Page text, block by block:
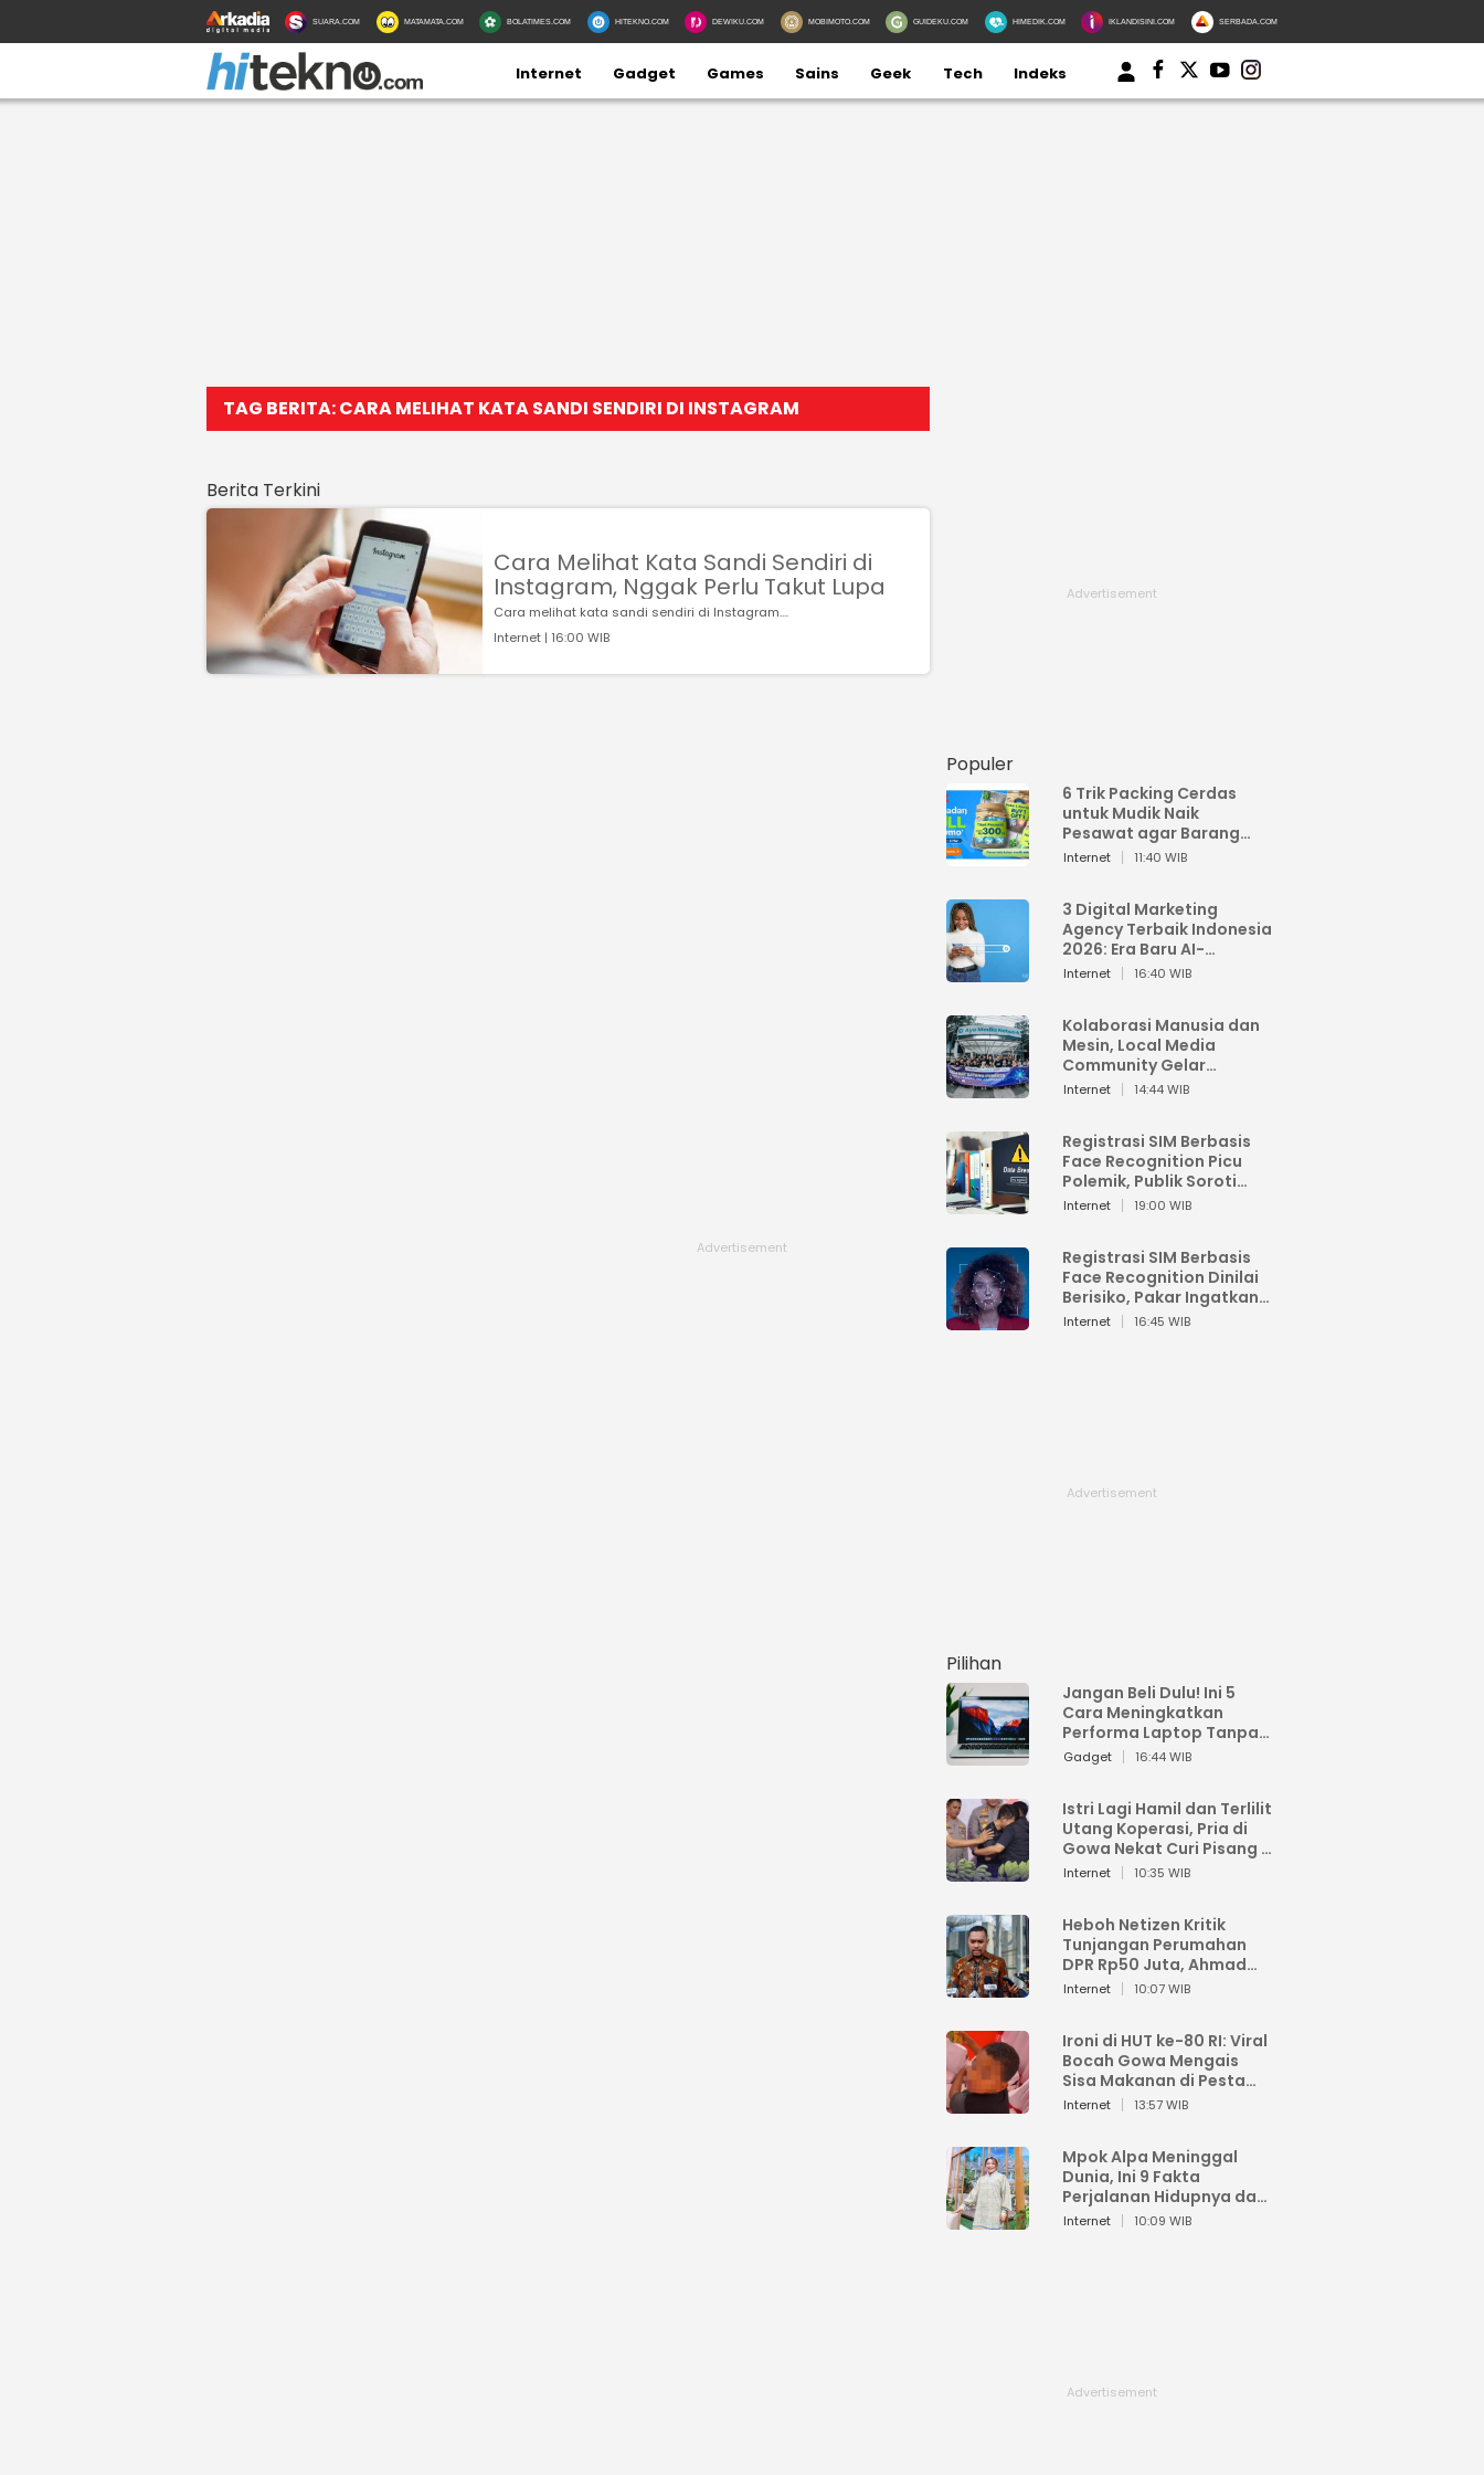
SUARA.COM MATAMATA.COM BOLATIMES.COM HITEKNO.COM DEWIKU.COM MOBIMOTO.COM GUIDEKU.COM HIMEDIK.COM IKLANDISINI.COM SERBADA.COM
Internet Gadget Games Sains Geek Tech Indeks
TAG BERITA: CARA MELIHAT KATA SANDI SENDIRI DI INSTAGRAM
Berita Terkini
Cara Melihat Kata Sandi Sendiri di
Instagram, Nggak Perlu Takut Lupa
Cara melihat kata sandi sendiri di Instagram....
Internet | 16:00 WIB
Populer
6 Trik Packing Cerdas
untuk Mudik Naik
Pesawat agar Barang
Tidak Over Bagasi
Internet 11:40 WIB
3 Digital Marketing
Agency Terbaik Indonesia
2026: Era Baru AI-
Powered Marketing
Internet 16:40 WIB
Kolaborasi Manusia dan
Mesin, Local Media
Community Gelar
Workshop Google AI
Internet 14:44 WIB
Registrasi SIM Berbasis
Face Recognition Picu
Polemik, Publik Soroti
Risiko Kebocoran Data
Internet 19:00 WIB
Registrasi SIM Berbasis
Face Recognition Dinilai
Berisiko, Pakar Ingatkan
Ancaman Privasi dan
Internet 16:45 WIB
Pilihan
Jangan Beli Dulu! Ini 5
Cara Meningkatkan
Performa Laptop Tanpa
Harus Beli Baru
Gadget 16:44 WIB
Istri Lagi Hamil dan Terlilit
Utang Koperasi, Pria di
Gowa Nekat Curi Pisang 4
Tandan Milik Tetangga,
Internet 10:35 WIB
Heboh Netizen Kritik
Tunjangan Perumahan
DPR Rp50 Juta, Ahmad
Sahroni: Enggak Senang
Internet 10:07 WIB
Ironi di HUT ke-80 RI: Viral
Bocah Gowa Mengais
Sisa Makanan di Pesta
Kemerdekaan
Internet 13:57 WIB
Mpok Alpa Meninggal
Dunia, Ini 9 Fakta
Perjalanan Hidupnya dari
Viral hingga Puncak
Internet 10:09 WIB